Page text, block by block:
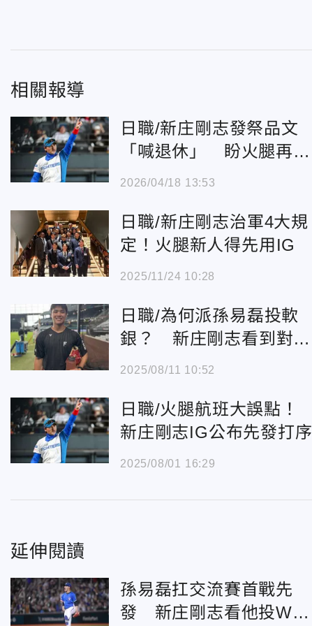
相關報導
日職/新庄剛志發祭品文
「喊退休」 盼火腿再拿
日本一
2026/04/18 13:53
日職/新庄剛志治軍4大規
定！火腿新人得先用IG
2025/11/24 10:28
日職/為何派孫易磊投軟
銀？ 新庄剛志看到對手
弱點
2025/08/11 10:52
日職/火腿航班大誤點！
新庄剛志IG公布先發打序
2025/08/01 16:29
延伸閱讀
孫易磊扛交流賽首戰先
發 新庄剛志看他投WB